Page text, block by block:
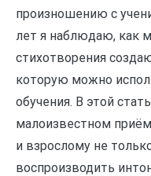
произношению с
лет я наблюдаю, как
стихотворения
которую можно
обучения. В этой
малоизвестном
и взрослому не
воспроизводить